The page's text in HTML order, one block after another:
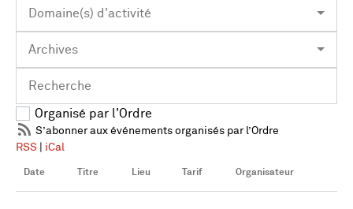
Organisé par l'Ordre
S’abonner aux événements organisés par l’Ordre
RSS
iCal
Date Titre Lieu Tarif Organisateur